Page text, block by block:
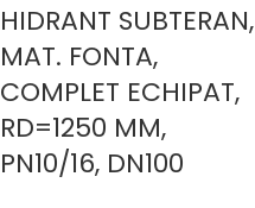
HIDRANT SUBTERAN,
MAT. FONTA,
COMPLET ECHIPAT,
RD=1250 MM,
PN10/16, DN100